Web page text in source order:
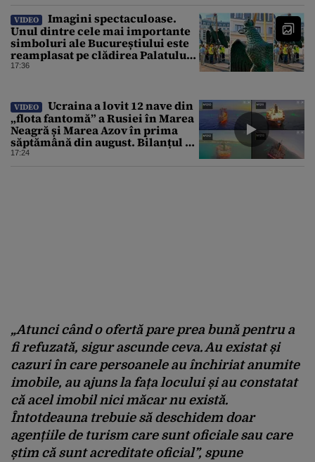
VIDEO
Imagini spectaculoase.
Unul dintre cele mai importante
simboluri ale Bucureștiului este
reamplasat pe clădirea Palatului
Universității
17:36
VIDEO
Ucraina a lovit 12 nave din
„flota fantomă” a Rusiei în Marea
Neagră și Marea Azov în prima
săptămână din august. Bilanțul a
ajuns la 218
17:24
„Atunci când o ofertă pare prea bună pentru a
fi refuzată, sigur ascunde ceva. Au existat și
cazuri în care persoanele au închiriat anumite
imobile, au ajuns la fața locului și au constatat
că acel imobil nici măcar nu există.
Întotdeauna trebuie să deschidem doar
agențiile de turism care sunt oficiale sau care
știm că sunt acreditate oficial”, spune